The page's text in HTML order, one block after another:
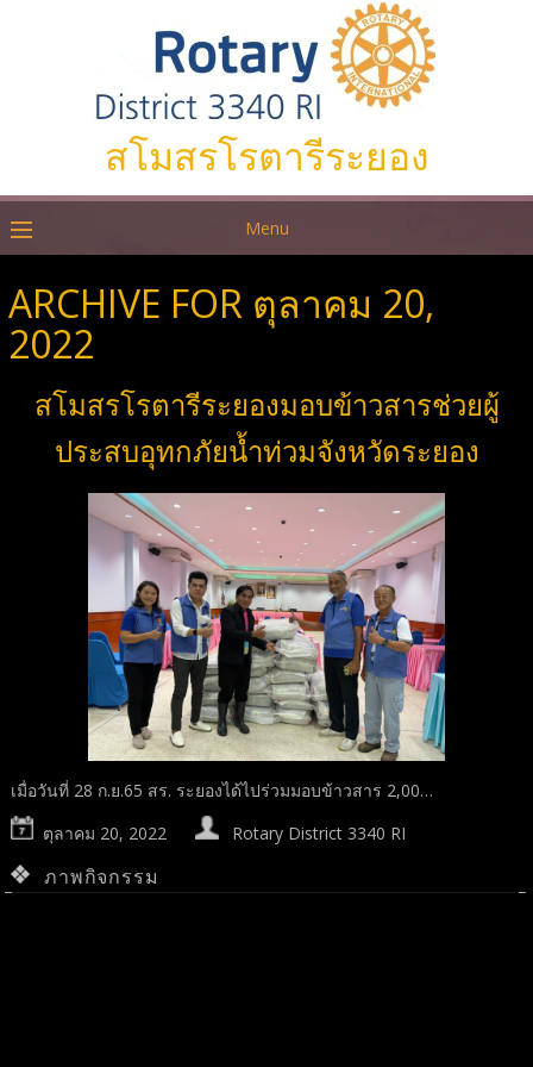
สโมสรโรตารีระยอง
Menu
ARCHIVE FOR ตุลาคม 20,
2022
สโมสรโรตารีระยองมอบข้าวสารช่วยผู้
ประสบอุทกภัยน้ำท่วมจังหวัดระยอง
เมื่อวันที่ 28 ก.ย.65 สร. ระยองได้ไปร่วมมอบข้าวสาร 2,00…
ตุลาคม 20, 2022
Rotary District 3340 RI
ภาพกิจกรรม